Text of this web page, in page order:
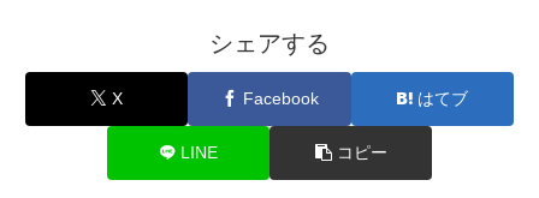
シェアする
X Facebook はてブ
LINE コピー